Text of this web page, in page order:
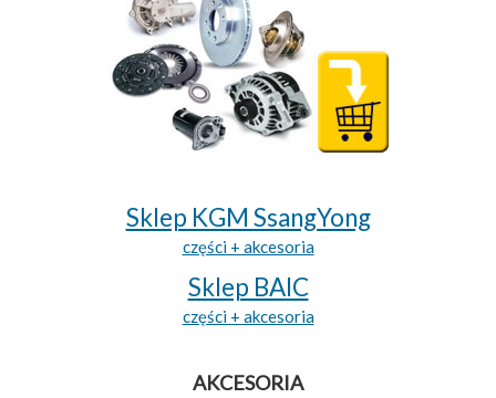
Sklep KGM SsangYong
części + akcesoria
Sklep BAIC
części + akcesoria
AKCESORIA